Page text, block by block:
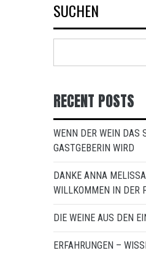
SUCHEN
RECENT POSTS
WENN DER WEIN DAS
GASTGEBERIN WIRD
DANKE ANNA
WILLKOMMEN IN DER
DIE WEINE AUS DEN
ERFAHRUNGEN –